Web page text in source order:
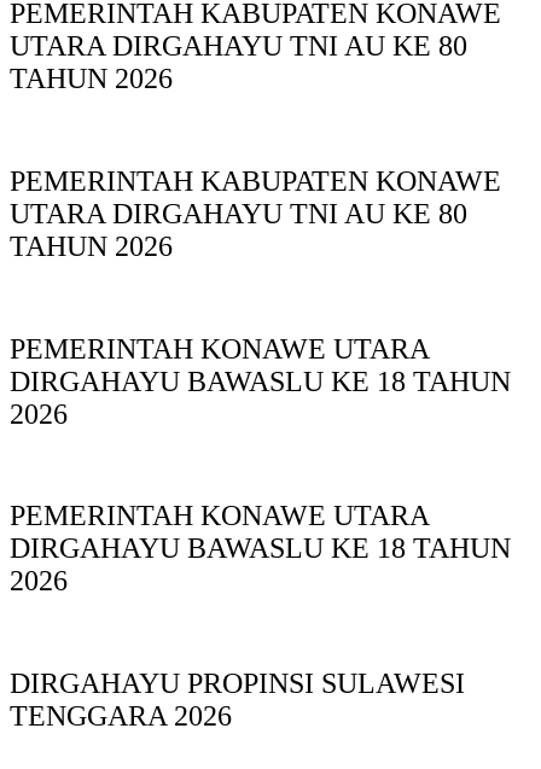
PEMERINTAH KABUPATEN KONAWE
UTARA DIRGAHAYU TNI AU KE 80
TAHUN 2026
PEMERINTAH KABUPATEN KONAWE
UTARA DIRGAHAYU TNI AU KE 80
TAHUN 2026
PEMERINTAH KONAWE UTARA
DIRGAHAYU BAWASLU KE 18 TAHUN
2026
PEMERINTAH KONAWE UTARA
DIRGAHAYU BAWASLU KE 18 TAHUN
2026
DIRGAHAYU PROPINSI SULAWESI
TENGGARA 2026